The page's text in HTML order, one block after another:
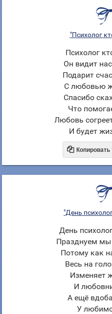
"Психолог
Психолог
Он видит
Подарит
С любовью
Спасибо
Что
Любовь
И будет
 Копировать
"День
День
Празднуем мы
Потому как
Весь на
Изменяет
И
А ещё
У